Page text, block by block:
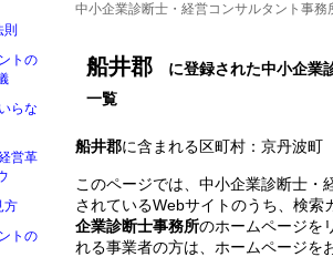
中小企業診断士・経営コンサルタント事務
船井郡 に登録された中小企業
一覧
船井郡に含まれる区町村：京丹波町
このページでは、中小企業診断士・
されているWebサイトのうち、検索
企業診断士事務所のホームページを
れる事業者の方は、ホームページを